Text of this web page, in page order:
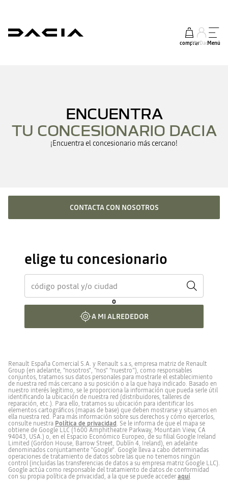
comprarMy DaciaMenú
ENCUENTRA
TU CONCESIONARIO DACIA
¡Encuentra el concesionario más cercano!
CONTACTA CON NOSOTROS
elige tu concesionario
o
A MI ALREDEDOR
Renault España Comercial S.A. y Renault s.a.s, empresa matriz de Renault
Group (en adelante, "nosotros", "nos" “nuestro”), como responsables
conjuntos, tratamos sus datos personales para mostrarle el establecimiento
de nuestra red más cercano a su posición o a la que haya indicado.​ Basado en
nuestro interés legítimo, se le proporciona la información que pueda serle útil
identificando la ubicación de nuestra red (distribuidores, talleres de
reparación, etc.). Para ello, tratamos su ubicación para identificar los
elementos cartográficos (mapas de base) que deben mostrarse y situamos en
ella nuestra red. Para más información sobre sus derechos y cómo ejercerlos,
consulte nuestra Política de privacidad. Se le informa de que el mapa se
obtiene de Google LLC (1600 Amphitheatre Parkway, Mountain View, CA
94043, USA.) o, en el Espacio Económico Europeo, de su filial Google Ireland
Limited (Gordon House, Barrow Street, Dublín 4, Ireland), en adelante
denominados conjuntamente "Google". Google lleva a cabo determinadas
operaciones de tratamiento de datos sobre las que no tenemos ningún
control (incluidas las transferencias de datos a su empresa matriz Google LLC).
Google actúa como responsable del tratamiento de datos de conformidad
con su propia política de privacidad, a la que se puede accederaquí.